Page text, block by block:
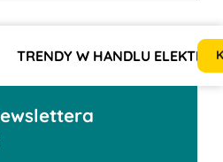
TRENDY W HANDLU